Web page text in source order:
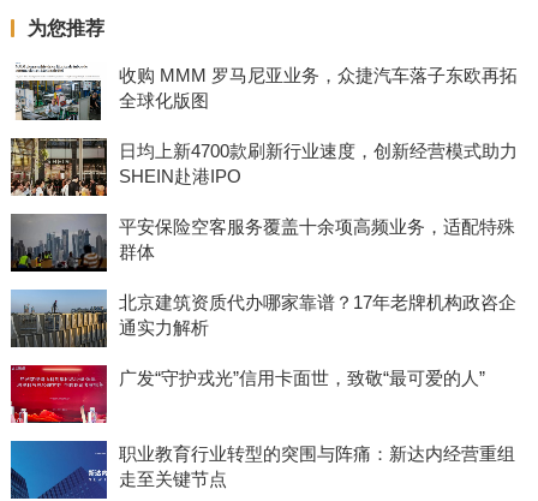
为您推荐
收购 MMM 罗马尼亚业务，众捷汽车落子东欧再拓
全球化版图
日均上新4700款刷新行业速度，创新经营模式助力
SHEIN赴港IPO
平安保险空客服务覆盖十余项高频业务，适配特殊
群体
北京建筑资质代办哪家靠谱？17年老牌机构政咨企
通实力解析
广发“守护戎光”信用卡面世，致敬“最可爱的人”
职业教育行业转型的突围与阵痛：新达内经营重组
走至关键节点